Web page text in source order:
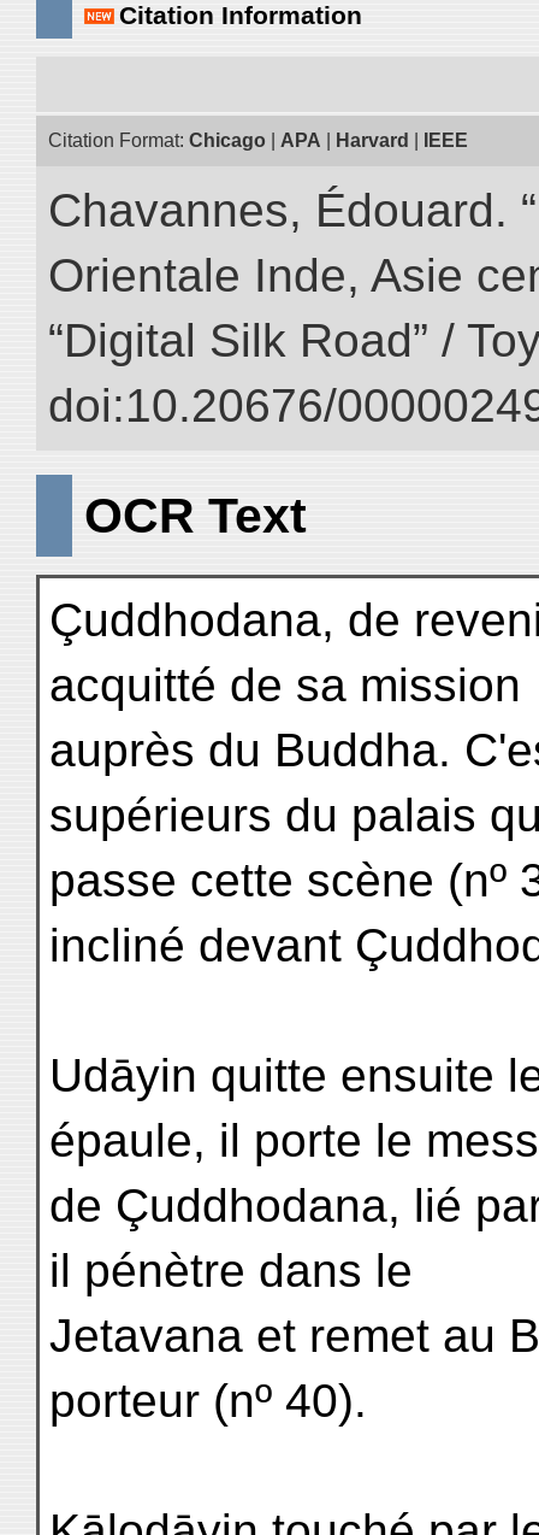
Citation Information
Citation Format: Chicago APA Harvard IEEE
Chavannes, Édouard.
Orientale Inde, Asie
“Digital Silk Road” /
doi:10.20676/
OCR Text
Çuddhodana, de
acquitté de sa mission
auprès du Buddha.
supérieurs du palais
passe cette scène (nº
incliné devant
Udāyin quitte ensuite
épaule, il porte le
de Çuddhodana, lié
il pénètre dans le
Jetavana et remet au
porteur (nº 40).